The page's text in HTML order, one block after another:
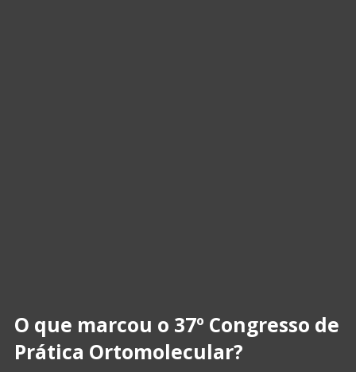
O que marcou o 37º Congresso de
Prática Ortomolecular?